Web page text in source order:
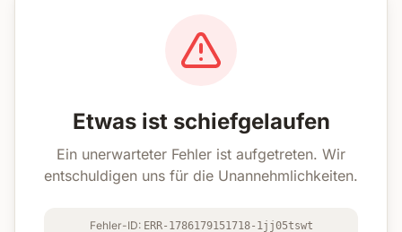
Etwas ist schiefgelaufen
Ein unerwarteter Fehler ist aufgetreten. Wir
entschuldigen uns für die Unannehmlichkeiten.
Fehler-ID: ERR-1786179151718-1jj05tswt